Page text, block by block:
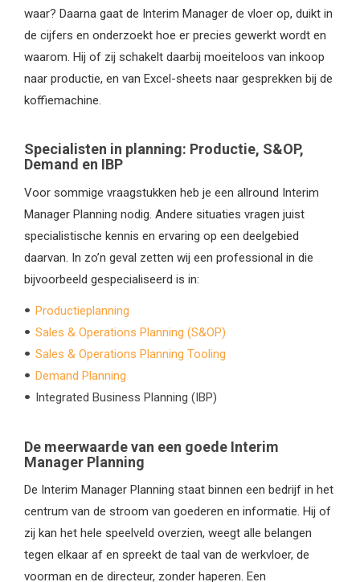
waar? Daarna gaat de Interim Manager de vloer op, duikt in
de cijfers en onderzoekt hoe er precies gewerkt wordt en
waarom. Hij of zij schakelt daarbij moeiteloos van inkoop
naar productie, en van Excel-sheets naar gesprekken bij de
koffiemachine.
Specialisten in planning: Productie, S&OP,
Demand en IBP
Voor sommige vraagstukken heb je een allround Interim
Manager Planning nodig. Andere situaties vragen juist
specialistische kennis en ervaring op een deelgebied
daarvan. In zo’n geval zetten wij een professional in die
bijvoorbeeld gespecialiseerd is in:
Productieplanning
Sales & Operations Planning (S&OP)
Sales & Operations Planning Tooling
Demand Planning
Integrated Business Planning (IBP)
De meerwaarde van een goede Interim
Manager Planning
De Interim Manager Planning staat binnen een bedrijf in het
centrum van de stroom van goederen en informatie. Hij of
zij kan het hele speelveld overzien, weegt alle belangen
tegen elkaar af en spreekt de taal van de werkvloer, de
voorman en de directeur, zonder haperen. Een